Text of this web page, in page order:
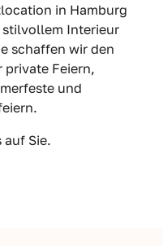
in Hamburg
stilvollem Interieur
schaffen wir den
private Feiern,
und
auf Sie.